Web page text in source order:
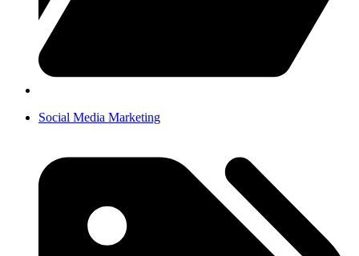
Social Media Marketing